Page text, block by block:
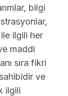
bilgi
ile ilgili her
maddi
sıra fikri
ve
ilgili